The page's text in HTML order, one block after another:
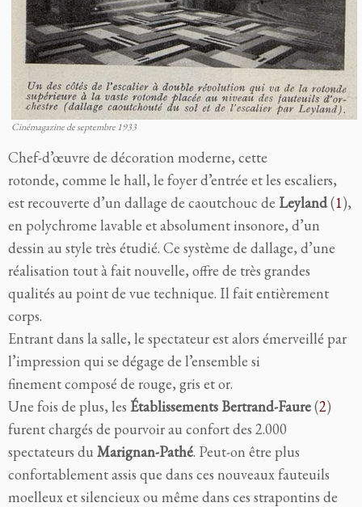
Cinémagazine de septembre 1933
Chef-d’œuvre de décoration moderne, cette
rotonde, comme le hall, le foyer d’entrée et les escaliers,
est recouverte d’un dallage de caoutchouc de Leyland(1),
en polychrome lavable et absolument insonore, d’un
dessin au style très étudié. Ce système de dallage, d’une
réalisation tout à fait nouvelle, offre de très grandes
qualités au point de vue technique. Il fait entièrement
corps.
Entrant dans la salle, le spectateur est alors émerveillé par
l’impression qui se dégage de l’ensemble si
finement composé de rouge, gris et or.
Une fois de plus, les Établissements Bertrand-Faure(2)
furent chargés de pourvoir au confort des 2.000
spectateurs du Marignan-Pathé. Peut-on être plus
confortablement assis que dans ces nouveaux fauteuils
moelleux et silencieux ou même dans ces strapontins de